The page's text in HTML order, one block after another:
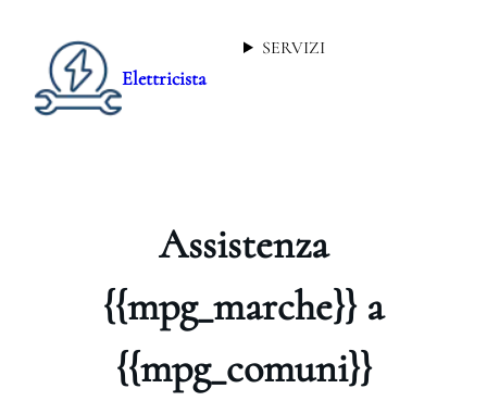
Elettricista
SERVIZI
Assistenza
{{mpg_marche}} a
{{mpg_comuni}}